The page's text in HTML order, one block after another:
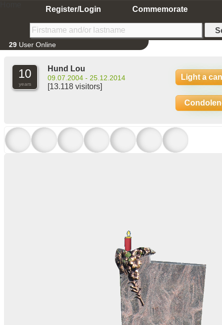
Register/Login Commemorate
29 User Online
10
years
Hund Lou
09.07.2004 - 25.12.2014
[13.118 visitors]
Light a